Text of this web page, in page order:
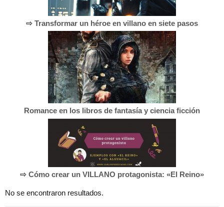
⇨ Transformar un héroe en villano en siete pasos
Romance en los libros de fantasía y ciencia ficción
⇨ Cómo crear un VILLANO protagonista: «El Reino»
No se encontraron resultados.